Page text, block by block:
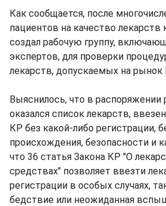
Как сообщается, после
пациентов на качество лекарств
создал рабочую группу,
экспертов, для проверки
лекарств, допускаемых на рынок
Выяснилось, что в распоряжении
оказался список лекарств,
КР без какой-либо регистрации,
происхождения, безопасности и
что 36 статья Закона КР "О
средствах" позволяет ввезти
регистрации в особых случаях,
бедствие или неожиданная